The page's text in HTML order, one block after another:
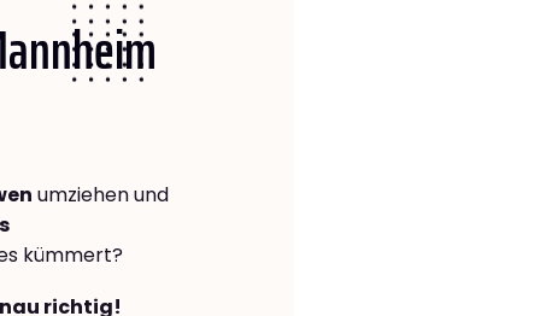
umziehen und
kümmert?
richtig!